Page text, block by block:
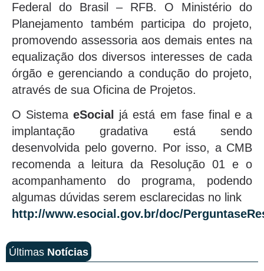
Federal do Brasil – RFB. O Ministério do
Planejamento também participa do projeto,
promovendo assessoria aos demais entes na
equalização dos diversos interesses de cada
órgão e gerenciando a condução do projeto,
através de sua Oficina de Projetos.
O SistemaeSocial
já está em fase final e a
implantação gradativa está sendo
desenvolvida pelo governo. Por isso, a CMB
recomenda a leitura da Resolução 01 e o
acompanhamento do programa, podendo
algumas dúvidas serem esclarecidas no link
http://www.esocial.gov.br/doc/
Últimas Notícias